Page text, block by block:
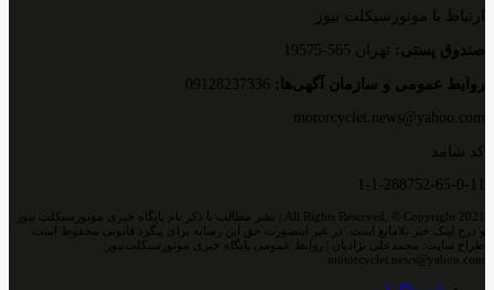
ارتباط با موتورسیکلت نیوز
صندوق پستی: تهران 565-19575
روایط عمومی و سازمان آگهی‌ها:
motorcyclet.news@yahoo.com
کد شامد
1-1-288752-65-0-11
All Rights Reserved, © Copyright 2021 | نشر مطالب با ذکر نام پایگاه خبری موتورسیکلت نیوز
و درج لینک خبر بلامانع است. در غیر اینصورت حق این رسانه برای پیگرد قانونی محفوظ است
طراح سایت: محمدعلی نژادیان | روابط عمومی پایگاه خبری موتورسیکلت‌نیوز:
motorcyclet.news@yahoo.com